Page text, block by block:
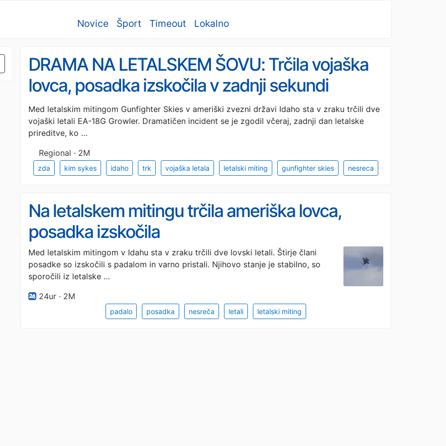
Novice Šport Timeout Lokalno
DRAMA NA LETALSKEM ŠOVU: Trčila vojaška
lovca, posadka izskočila v zadnji sekundi
(FOTO, VIDEO)
Med letalskim mitingom Gunfighter Skies v ameriški zvezni državi Idaho sta v zraku trčili dve
vojaški letali EA-18G Growler. Dramatičen incident se je zgodil včeraj, zadnji dan letalske
prireditve, ko …
Regional · 2M
zda kim sykes idaho trk vojaška letala letalski miting gunfighter skies nesreca
Na letalskem mitingu trčila ameriška lovca,
posadka izskočila
Med letalskim mitingom v Idahu sta v zraku trčili dve lovski letali. Štirje člani
posadke so izskočili s padalom in varno pristali. Njihovo stanje je stabilno, so
sporočili iz letalske …
24ur · 2M
padalo posadka nesreča letali letalski miting